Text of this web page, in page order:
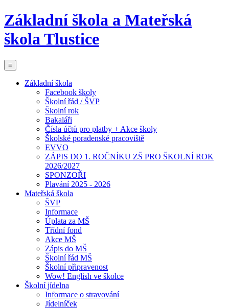
Základní škola a Mateřská
škola Tlustice
≡
Základní škola
Facebook školy
Školní řád / ŠVP
Školní rok
Bakaláři
Čísla účtů pro platby + Akce školy
Školské poradenské pracoviště
EVVO
ZÁPIS DO 1. ROČNÍKU ZŠ PRO ŠKOLNÍ ROK
2026/2027
SPONZOŘI
Plavání 2025 - 2026
Mateřská škola
ŠVP
Informace
Úplata za MŠ
Třídní fond
Akce MŠ
Zápis do MŠ
Školní řád MŠ
Školní připravenost
Wow! English ve školce
Školní jídelna
Informace o stravování
Jídelníček